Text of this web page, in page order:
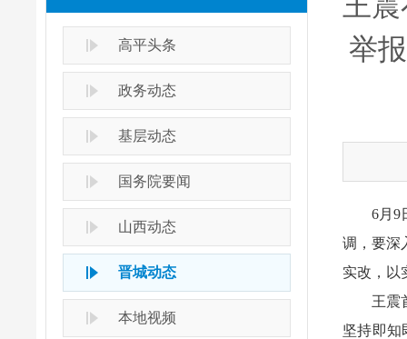
高平头条
政务动态
基层动态
国务院要闻
山西动态
晋城动态
本地视频
举
6月9
调，要深
实改，以
王震
坚持即知